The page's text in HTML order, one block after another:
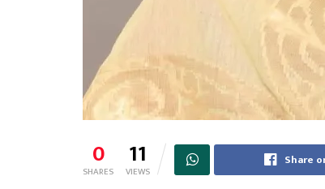
0
SHARES 11
VIEWS
Share